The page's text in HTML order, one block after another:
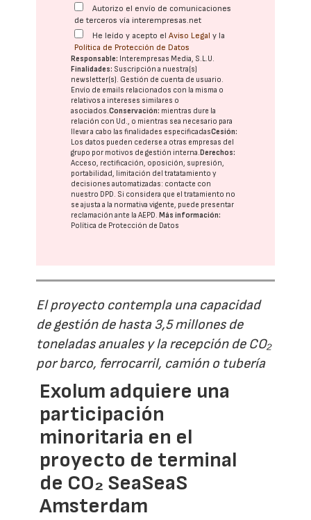
Autorizo el envío de comunicaciones
de terceros vía interempresas.net
He leído y acepto elAviso Legal y la
Política de Protección de Datos
Responsable: Interempresas Media, S.L.U.
Finalidades: Suscripción a nuestra(s)
newsletter(s). Gestión de cuenta de usuario.
Envío de emails relacionados con la misma o
relativos a intereses similares o
asociados.Conservación: mientras dure la
relación con Ud., o mientras sea necesario para
llevar a cabo las finalidades especificadasCesión:
Los datos pueden cederse a otras empresas del
grupo por motivos de gestión interna. Derechos:
Acceso, rectificación, oposición, supresión,
portabilidad, limitación del tratatamiento y
decisiones automatizadas: contacte con
nuestro DPD. Si considera que el tratamiento no
se ajusta a la normativa vigente, puede presentar
reclamación ante laAEPD. Más información:
Política de Protección de Datos
El proyecto contempla una capacidad
de gestión de hasta 3,5 millones de
toneladas anuales y la recepción de CO₂
por barco, ferrocarril, camión o tubería
Exolum adquiere una
participación
minoritaria en el
proyecto de terminal
de CO₂ SeaSeaS
Amsterdam